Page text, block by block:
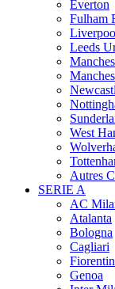
Everton
Fulham
Leeds
West
Autres
SERIE A
AC
Atalanta
Bologna
Cagliari
Genoa